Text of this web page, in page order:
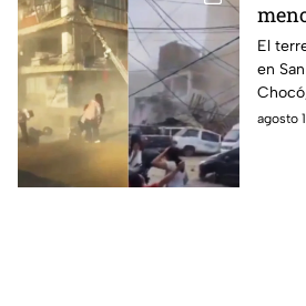
El
en
de al
agosto